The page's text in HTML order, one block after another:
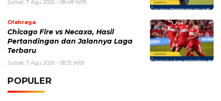
Tarif Listrik PLN Terbaru Agustus 2026, Cek Besaran
Kamis, 6 Agustus 2026 - 13:29 WIB
Beasiswa Bakti BCA 2027 Resmi Dibuka, Cek Syarat,
Rumor iPhone Air 2 Makin Kuat, Kamera Ganda dan